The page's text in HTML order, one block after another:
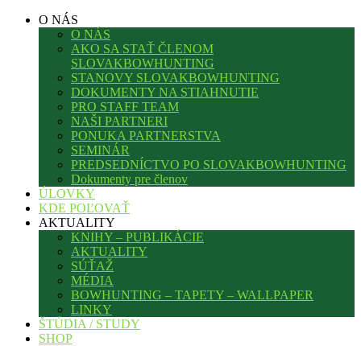
O NÁS
O NÁS
AKO SA STAŤ ČLENOM
SLOVAKBOWHUNTING
STANOVY SLOVAKBOWHUNTING
DOKUMENTY NA STIAHNUTIE
PRO STAFF TEAM
NAŠI PARTNERI
PONUKA PARTNERSTVA
SEMINÁR
PREDSEDNÍCTVO PO SLOVAKBOWHUNTING
Dokumenty pre členov
ÚLOVKY
KDE POĽOVAŤ
AKTUALITY
KNIHY – PUBLIKÁCIE
AKTUALITY
SÚŤAŽ
MÉDIA
BOWHUNTING – TAPETY – WALLPAPER
LINKY
ŠTÚDIA / STUDY
SHOP